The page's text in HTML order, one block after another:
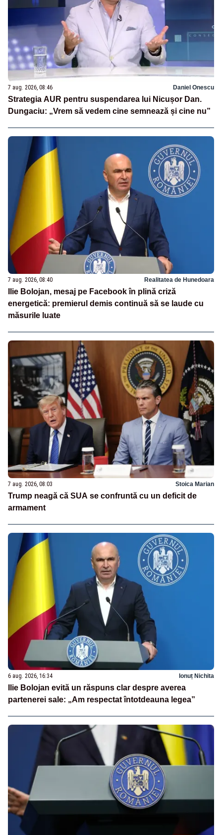
7 aug. 2026, 08:46 Daniel Onescu
Strategia AUR pentru suspendarea lui Nicușor Dan.
Dungaciu: „Vrem să vedem cine semnează și cine nu”
7 aug. 2026, 08:40 Realitatea de Hunedoara
Ilie Bolojan, mesaj pe Facebook în plină criză
energetică: premierul demis continuă să se laude cu
măsurile luate
7 aug. 2026, 08:03 Stoica Marian
Trump neagă că SUA se confruntă cu un deficit de
armament
6 aug. 2026, 16:34 Ionuț Nichita
Ilie Bolojan evită un răspuns clar despre averea
partenerei sale: „Am respectat întotdeauna legea”